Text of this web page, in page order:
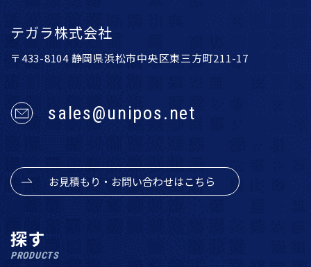
テガラ株式会社
〒433-8104 静岡県浜松市中央区東三方町211-17
sales@unipos.net
お見積もり・お問い合わせはこちら
探す
PRODUCTS